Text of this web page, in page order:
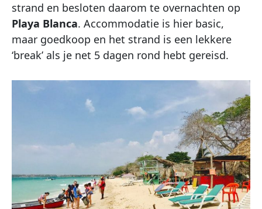
strand en besloten daarom te overnachten op
Playa Blanca. Accommodatie is hier basic,
maar goedkoop en het strand is een lekkere
‘break’ als je net 5 dagen rond hebt gereisd.